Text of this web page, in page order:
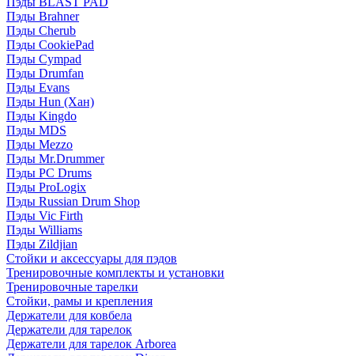
Пэды Brahner
Пэды Cherub
Пэды CookiePad
Пэды Cympad
Пэды Drumfan
Пэды Evans
Пэды Hun (Хан)
Пэды Kingdo
Пэды MDS
Пэды Mezzo
Пэды Mr.Drummer
Пэды PC Drums
Пэды ProLogix
Пэды Russian Drum Shop
Пэды Vic Firth
Пэды Williams
Пэды Zildjian
Стойки и аксессуары для пэдов
Тренировочные комплекты и установки
Тренировочные тарелки
Стойки, рамы и крепления
Держатели для ковбела
Держатели для тарелок
Держатели для тарелок Arborea